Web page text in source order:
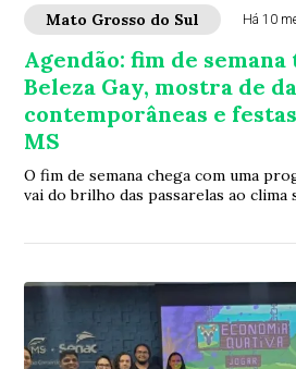
Mato Grosso do Sul Há 10
Agendão: fim de semana
Beleza Gay, mostra de
contemporâneas e
MS
O fim de semana chega com uma
vai do brilho das passarelas ao